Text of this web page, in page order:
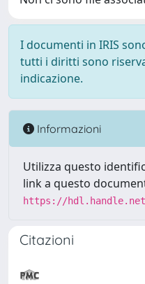
I documenti in IRIS
tutti i diritti sono
indicazione.
Informazioni
Utilizza questo
link a questo
https://hdl.handle.net/
Citazioni